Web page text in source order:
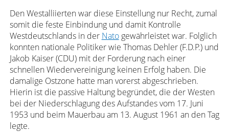
Den Westalliierten war diese Einstellung nur Recht, zumal
somit die feste Einbindung und damit Kontrolle
Westdeutschlands in der Natogewährleistet war. Folglich
konnten nationale Politiker wie Thomas Dehler (F.D.P.) und
Jakob Kaiser (CDU) mit der Forderung nach einer
schnellen Wiedervereinigung keinen Erfolg haben. Die
damalige Ostzone hatte man vorerst abgeschrieben.
Hierin ist die passive Haltung begründet, die der Westen
bei der Niederschlagung des Aufstandes vom 17. Juni
1953 und beim Mauerbau am 13. August 1961 an den Tag
legte.